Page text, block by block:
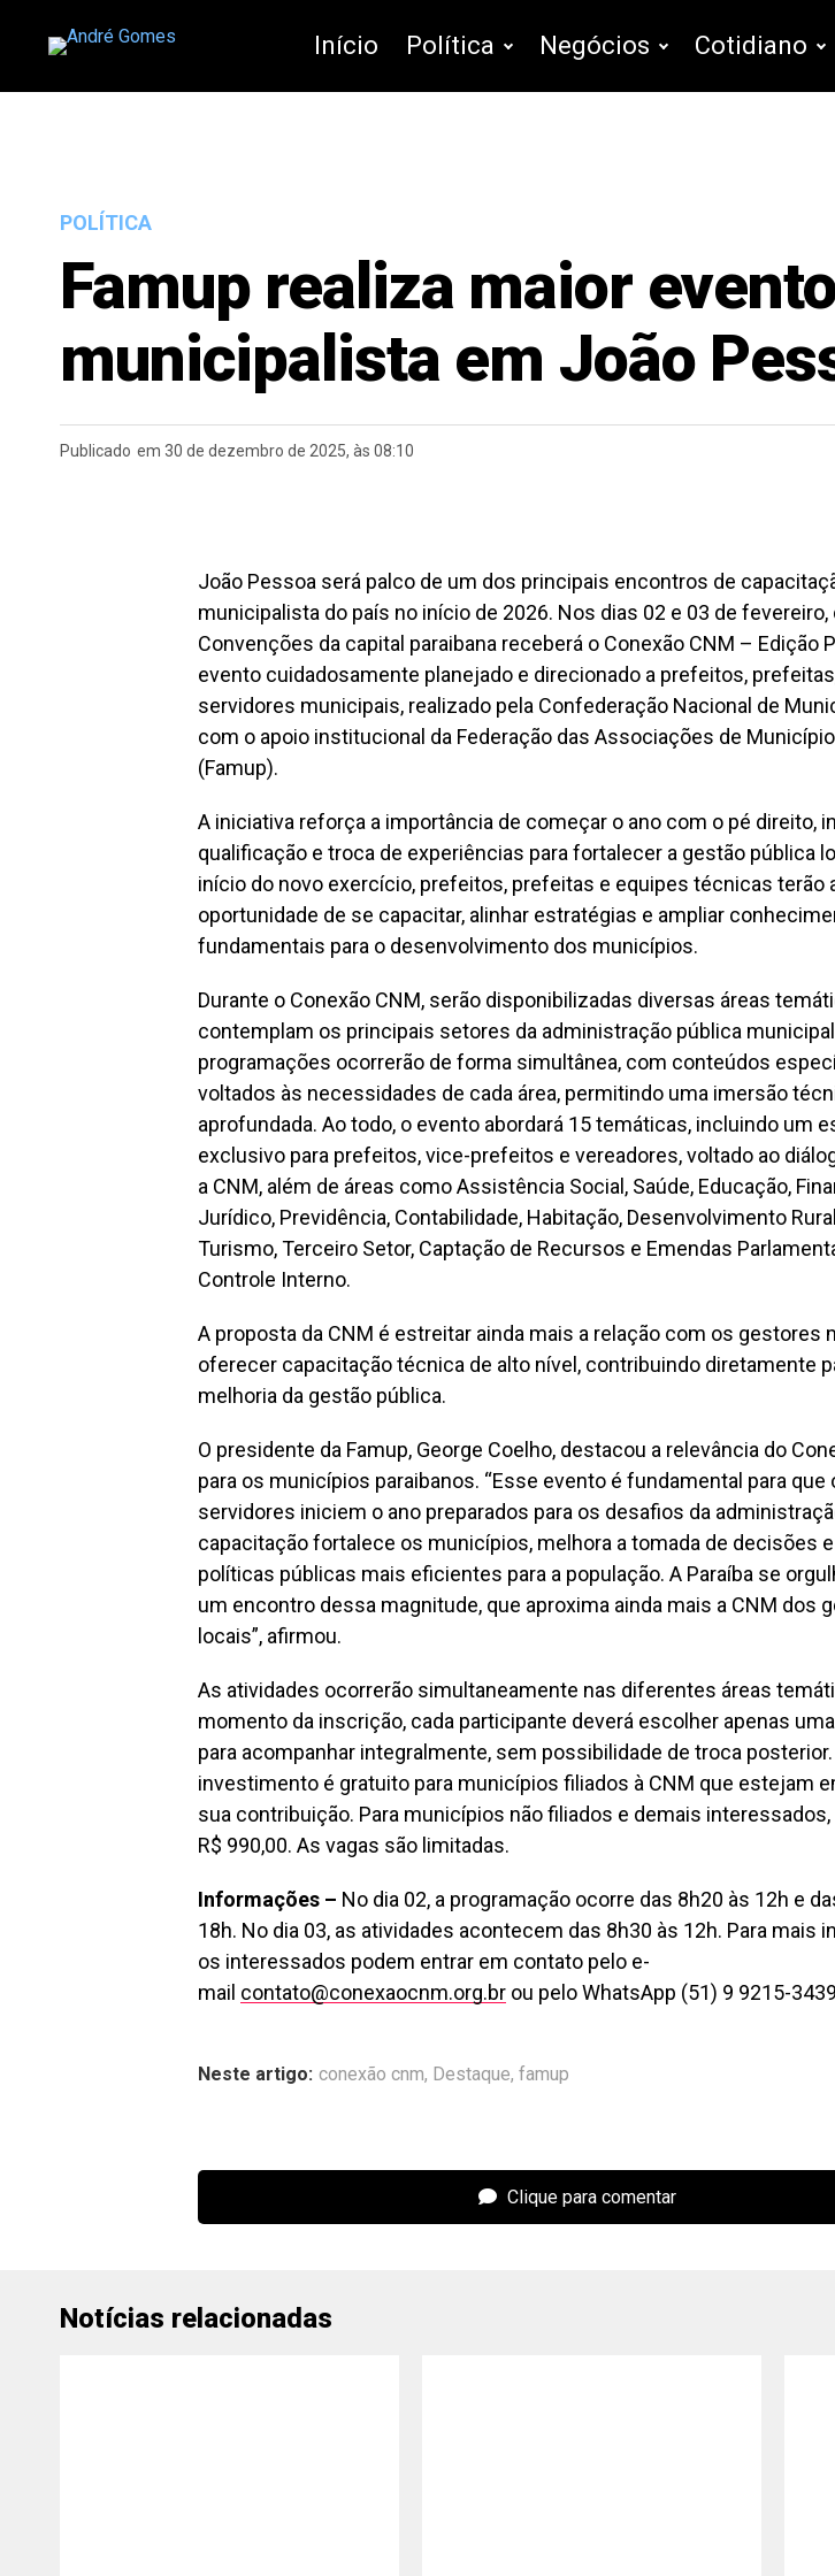
Início Política Negócios Cotidiano
POLÍTICA
Famup realiza maior
municipalista em João
Publicado em 30 de dezembro de 2025, às 08:10
João Pessoa será palco de um dos principais encontros de
municipalista do país no início de 2026. Nos dias 02 e 03 de fevereiro,
Convenções da capital paraibana receberá o Conexão CNM – Edição
evento cuidadosamente planejado e direcionado a prefeitos,
servidores municipais, realizado pela Confederação Nacional de
com o apoio institucional da Federação das Associações de
(Famup).
A iniciativa reforça a importância de começar o ano com o pé direito,
qualificação e troca de experiências para fortalecer a gestão pública
início do novo exercício, prefeitos, prefeitas e equipes técnicas terão
oportunidade de se capacitar, alinhar estratégias e ampliar
fundamentais para o desenvolvimento dos municípios.
Durante o Conexão CNM, serão disponibilizadas diversas áreas
contemplam os principais setores da administração pública
programações ocorrerão de forma simultânea, com conteúdos
voltados às necessidades de cada área, permitindo uma imersão
aprofundada. Ao todo, o evento abordará 15 temáticas, incluindo um
exclusivo para prefeitos, vice-prefeitos e vereadores, voltado ao
a CNM, além de áreas como Assistência Social, Saúde, Educação,
Jurídico, Previdência, Contabilidade, Habitação, Desenvolvimento
Turismo, Terceiro Setor, Captação de Recursos e Emendas
Controle Interno.
A proposta da CNM é estreitar ainda mais a relação com os gestores
oferecer capacitação técnica de alto nível, contribuindo diretamente
melhoria da gestão pública.
O presidente da Famup, George Coelho, destacou a relevância do
para os municípios paraibanos. “Esse evento é fundamental para
servidores iniciem o ano preparados para os desafios da
capacitação fortalece os municípios, melhora a tomada de decisões
políticas públicas mais eficientes para a população. A Paraíba se
um encontro dessa magnitude, que aproxima ainda mais a CNM dos
locais”, afirmou.
As atividades ocorrerão simultaneamente nas diferentes áreas
momento da inscrição, cada participante deverá escolher apenas
para acompanhar integralmente, sem possibilidade de troca posterior.
investimento é gratuito para municípios filiados à CNM que estejam
sua contribuição. Para municípios não filiados e demais interessados,
R$ 990,00. As vagas são limitadas.
Informações – No dia 02, a programação ocorre das 8h20 às 12h e
18h. No dia 03, as atividades acontecem das 8h30 às 12h. Para mais
os interessados podem entrar em contato pelo e-
mail contato@conexaocnm.org.br ou pelo WhatsApp (51) 9 9215-
Neste artigo: conexão cnm, Destaque, famup
Clique para comentar
Notícias relacionadas